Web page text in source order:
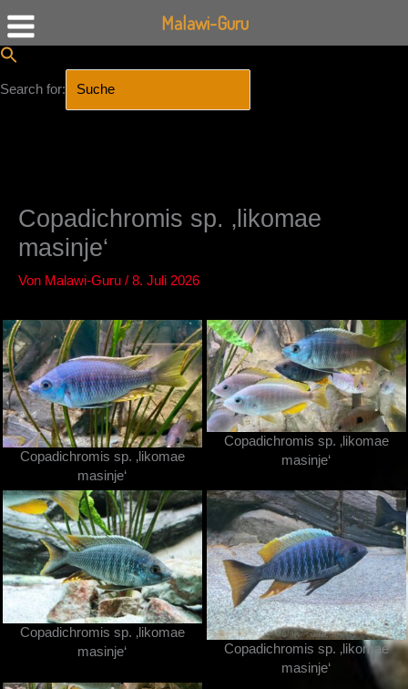
Search for:
Copadichromis sp. ‚likomae
masinje‘
Von Malawi-Guru / 8. Juli 2026
Copadichromis sp. ‚likomae
masinje‘
Copadichromis sp. ‚likomae
masinje‘
Copadichromis sp. ‚likomae
masinje‘
Copadichromis sp. ‚likomae
masinje‘
Malawi-Guru